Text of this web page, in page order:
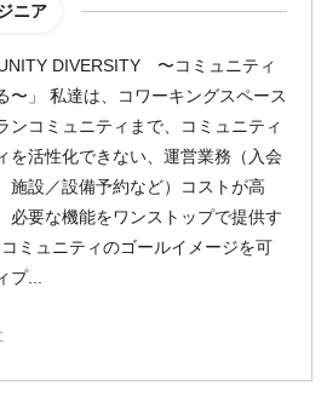
ニア
DIVERSITY 〜コミュニティ
〜」 私達は、コワーキングスペース
ンコミュニティまで、コミュニティ
を活性化できない、運営業務（入会
施設／設備予約など）コストが高
必要な機能をワンストップで提供す
ミュニティのゴールイメージを可
...